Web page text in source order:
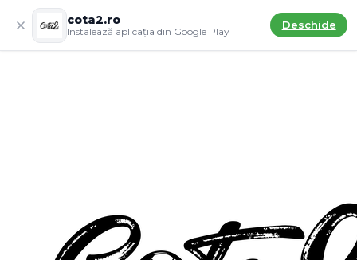
cota2.ro
Instalează aplicația din Google Play Deschide